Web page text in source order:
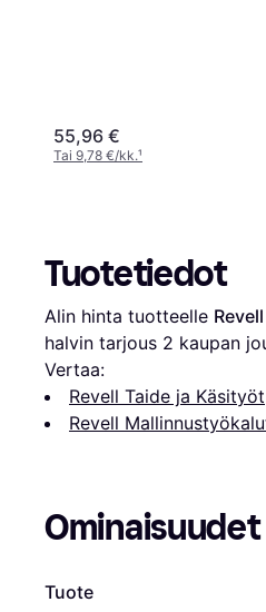
55,96 €
Tai 9,78 €/kk.¹
Tuotetiedot
Alin hinta tuotteelle
halvin tarjous 2 kaupan
Vertaa:
Revell Taide ja Käsityöt
Revell
Ominaisuudet
Tuote